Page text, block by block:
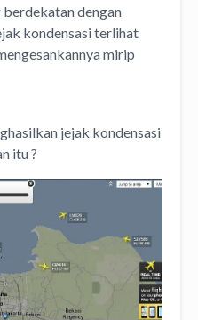
dengan
kondensasi terlihat
mirip
jejak kondensasi
itu ?